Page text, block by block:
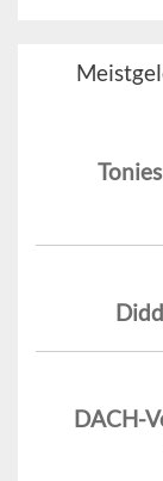
DACH-